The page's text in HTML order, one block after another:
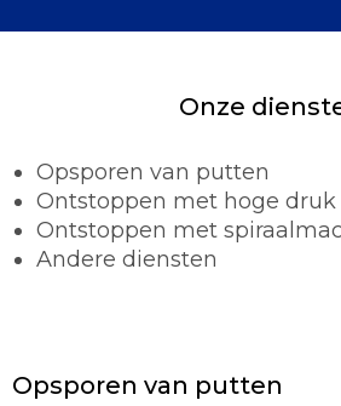
Onze
Opsporen van putten
Ontstoppen met hoge druk
Ontstoppen met
Andere diensten
Opsporen van putten